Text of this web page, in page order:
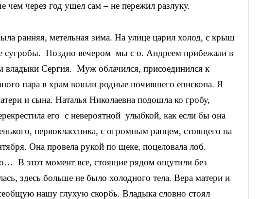
чем через год ушел сам – не пережил разлуку.
ранняя, метельная зима. На улице царил холод, с крыш
сугробы. Поздно вечером мы с о. Андреем прибежали в
владыки Сергия. Муж облачился, присоединился к
пара в храм вошли родные почившего епископа. Я
и сына. Наталья Николаевна подошла ко гробу,
его с невероятной улыбкой, как если бы она
первоклассника, с огромным ранцем, стоящего на
Она провела рукой по щеке, поцеловала лоб.
В этот момент все, стоящие рядом ощутили без
здесь больше не было холодного тела. Вера матери и
нашу глухую скорбь. Владыка словно стоял